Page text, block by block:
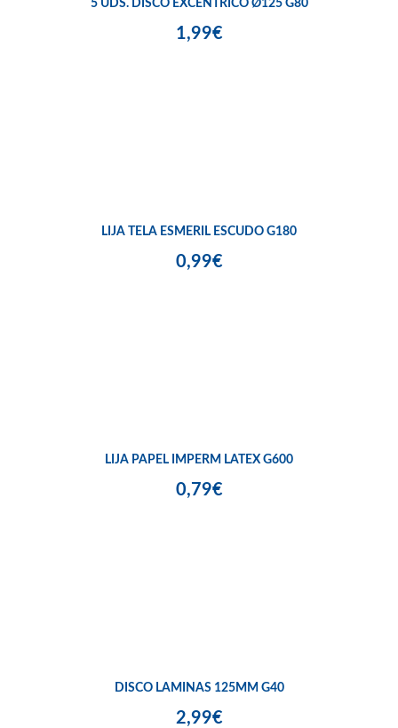
5 UDS. DISCO EXCÉNTRICO Ø125 G80
1,99€
LIJA TELA ESMERIL ESCUDO G180
0,99€
LIJA PAPEL IMPERM LATEX G600
0,79€
DISCO LAMINAS 125MM G40
2,99€